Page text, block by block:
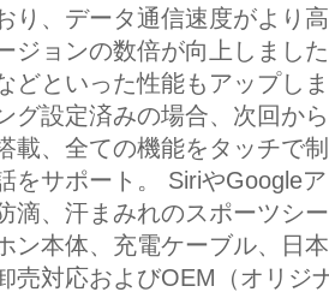
り、データ通信速度がより
ジョンの数倍が向上しまし
どといった性能もアップし
グ設定済みの場合、次回か
載、全ての機能をタッチで
をサポート。 SiriやGoogle
滴、汗まみれのスポーツシ
ン本体、充電ケーブル、日
売対応およびOEM（オリジ